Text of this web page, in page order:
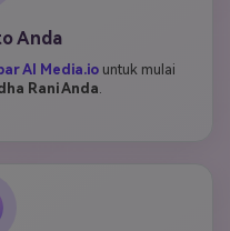
Anda
AI Media.io untuk mulai
Rani Anda.